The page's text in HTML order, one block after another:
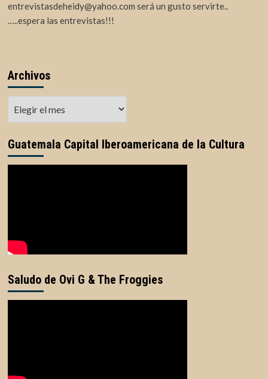
entrevistasdeheidy@yahoo.com será un gusto servirte..
…..espera las entrevistas!!!
Archivos
Guatemala Capital Iberoamericana de la Cultura
Saludo de Ovi G & The Froggies